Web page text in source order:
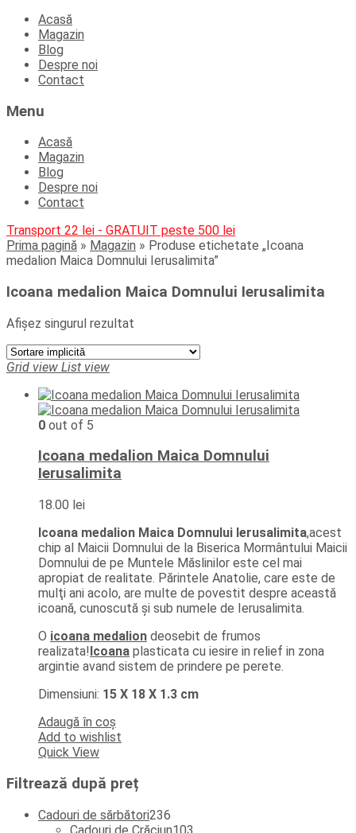
Skip
content
Acasă
Magazin
Blog
Despre noi
Contact
Menu
Acasă
Magazin
Blog
Despre noi
Contact
Transport 22 lei - GRATUIT peste 500 lei
Prima pagină » Magazin » Produse etichetate „Icoana
medalion Maica Domnului Ierusalimita”
Icoana medalion Maica Domnului Ierusalimita
Afișez singurul rezultat
Grid view List view
0 out of 5
Icoana medalion Maica Domnului
Ierusalimita
18.00 lei
Icoana medalion Maica Domnului Ierusalimita,acest
chip al Maicii Domnului de la Biserica Mormântului Maicii
Domnului de pe Muntele Măslinilor este cel mai
apropiat de realitate. Părintele Anatolie, care este de
mulţi ani acolo, are multe de povestit despre această
icoană, cunoscută şi sub numele de Ierusalimita.
O icoana medalion deosebit de frumos
realizata! Icoana plasticata cu iesire in relief in zona
argintie avand sistem de prindere pe perete.
Dimensiuni: 15 X 18 X 1.3 cm
Adaugă în coș
Add to wishlist
Quick View
Filtrează după preț
Cadouri de sărbători236
de
Cadouri de Crăciun103